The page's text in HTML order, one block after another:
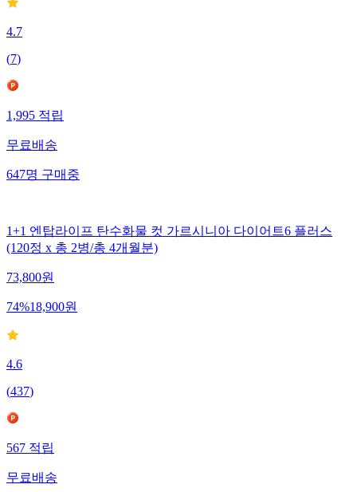
4.7
(7)
1,995적립
무료배송
647명구매중
1+1 엔탑라이프 탄수화물 컷 가르시니아 다이어트6 플러스
(120정 x 총 2병/총 4개월분)
73,800원
74%18,900원
4.6
(437)
567적립
무료배송